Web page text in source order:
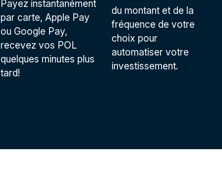
Payez instantanément
par carte, Apple Pay
ou Google Pay,
recevez vos POL
quelques minutes plus
tard!
du montant et de la
fréquence de votre
choix pour
automatiser votre
investissement.